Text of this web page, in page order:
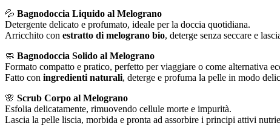
💦 Bagnodoccia Liquido al Melograno
Detergente delicato e profumato, ideale per la doccia quotidiana.
Arricchito con estratto di melograno bio, deterge senza seccare e
🧼 Bagnodoccia Solido al Melograno
Formato compatto e pratico, perfetto per viaggiare o come alternativa
Fatto con ingredienti naturali, deterge e profuma la pelle in modo
🌸 Scrub Corpo al Melograno
Esfolia delicatamente, rimuovendo cellule morte e impurità.
Lascia la pelle liscia, morbida e pronta ad assorbire i principi attivi